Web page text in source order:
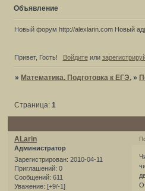
Объявление
Новый форум http://alexlarin.com Новый
Привет, Гость! Войдитеили
»Математика. Подготовка к ЕГЭ. »
Страница: 1
ALarin
Администратор
Зарегистрирован: 2010-04-11
Приглашений: 0
Сообщений: 611
Уважение: [+9/-1]